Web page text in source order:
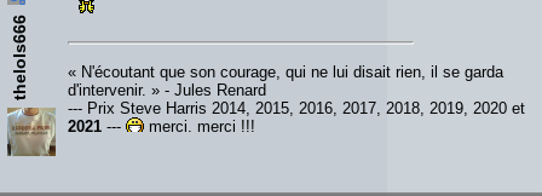
thelols666
« N'écoutant que son courage, qui ne lui disait rien, il se garda
d'intervenir. » - Jules Renard
--- Prix Steve Harris 2014, 2015, 2016, 2017, 2018, 2019, 2020 et
2021 --- merci, merci !!!